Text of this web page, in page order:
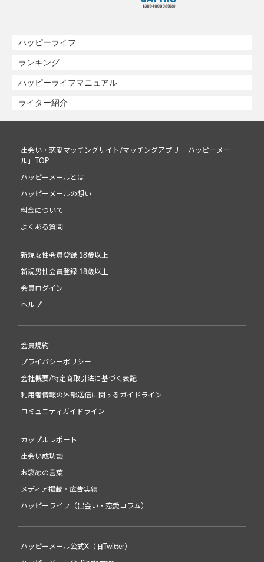
ハッピーライフ
ランキング
ハッピーライフマニュアル
ライター紹介
出会い・恋愛マッチングサイト/マッチングアプリ 「ハッピーメー
ル」TOP
ハッピーメールとは
ハッピーメールの想い
料金について
よくある質問
新規女性会員登録 18歳以上
新規男性会員登録 18歳以上
会員ログイン
ヘルプ
会員規約
プライバシーポリシー
会社概要/特定商取引法に基づく表記
利用者情報の外部送信に関するガイドライン
コミュニティガイドライン
カップルレポート
出会い成功談
お褒めの言葉
メディア掲載・広告実績
ハッピーライフ（出会い・恋愛コラム）
ハッピーメール公式X（旧Twitter）